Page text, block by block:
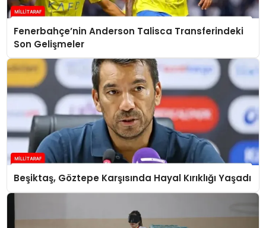
Fenerbahçe’nin Anderson Talisca Transferindeki
Son Gelişmeler
Beşiktaş, Göztepe Karşısında Hayal Kırıklığı Yaşadı